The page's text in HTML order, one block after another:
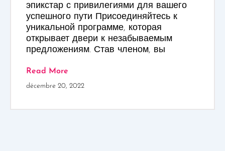
эпикстар с привилегиями для вашего
успешного пути Присоединяйтесь к
уникальной программе, которая
открывает двери к незабываемым
предложениям. Став членом, вы
Read More
décembre 20, 2022